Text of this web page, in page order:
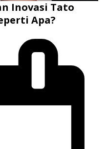
Inovasi Tato
Apa?